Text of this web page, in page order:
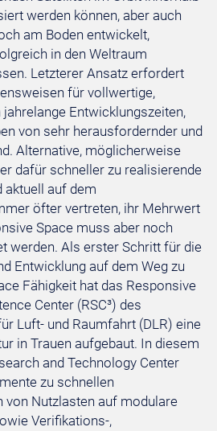
werden können, aber auch
am Boden entwickelt,
in den Weltraum
Letzterer Ansatz erfordert
für vollwertige,
jahrelange Entwicklungszeiten,
von sehr herausfordernder und
Alternative, möglicherweise
dafür schneller zu realisierende
aktuell auf dem
öfter vertreten, ihr Mehrwert
Space muss aber noch
werden. Als erster Schritt für die
Entwicklung auf dem Weg zu
Fähigkeit hat das Responsive
Center (RSC³) des
Luft- und Raumfahrt (DLR) eine
in Trauen aufgebaut. In diesem
and Technology Center
zu schnellen
von Nutzlasten auf modulare
Verifikations-,